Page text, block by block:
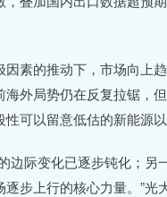
素的推动下，市场向上
外局势仍在反复拉锯，
可以留意低估的新能源以
际变化已逐步钝化；另
步上行的核心力量。”光